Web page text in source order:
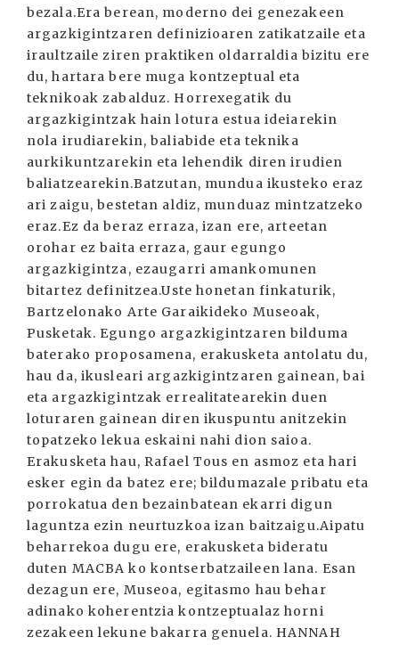
bezala.Era berean, moderno dei genezakeen
argazkigintzaren definizioaren zatikatzaile eta
iraultzaile ziren praktiken oldarraldia bizitu ere
du, hartara bere muga kontzeptual eta
teknikoak zabalduz. Horrexegatik du
argazkigintzak hain lotura estua ideiarekin
nola irudiarekin, baliabide eta teknika
aurkikuntzarekin eta lehendik diren irudien
baliatzearekin.Batzutan, mundua ikusteko eraz
ari zaigu, bestetan aldiz, munduaz mintzatzeko
eraz.Ez da beraz erraza, izan ere, arteetan
orohar ez baita erraza, gaur egungo
argazkigintza, ezaugarri amankomunen
bitartez definitzea.Uste honetan finkaturik,
Bartzelonako Arte Garaikideko Museoak,
Pusketak. Egungo argazkigintzaren bilduma
baterako proposamena, erakusketa antolatu du,
hau da, ikusleari argazkigintzaren gainean, bai
eta argazkigintzak errealitatearekin duen
loturaren gainean diren ikuspuntu anitzekin
topatzeko lekua eskaini nahi dion saioa.
Erakusketa hau, Rafael Tous en asmoz eta hari
esker egin da batez ere; bildumazale pribatu eta
porrokatua den bezainbatean ekarri digun
laguntza ezin neurtuzkoa izan baitzaigu.Aipatu
beharrekoa dugu ere, erakusketa bideratu
duten MACBA ko kontserbatzaileen lana. Esan
dezagun ere, Museoa, egitasmo hau behar
adinako koherentzia kontzeptualaz horni
zezakeen lekune bakarra genuela. HANNAH